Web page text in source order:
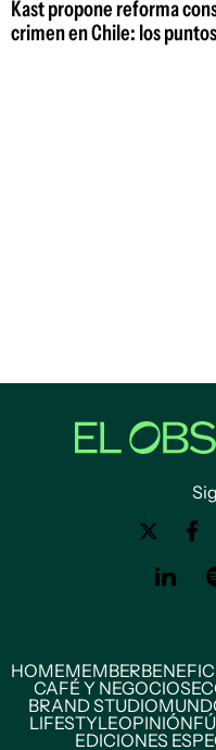
Kast propone reforma
crimen en Chile: los
HOMEMEMBER
CAFÉ Y NEGOCIOS
BRAND STUDIO
LIFESTYLEOPINIÓN
EDICIONES